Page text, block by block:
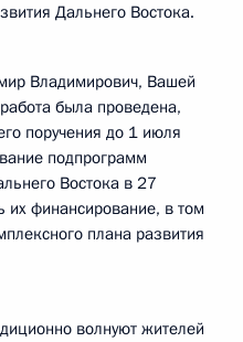
Дальнего Востока.
Владимирович, Вашей
была проведена,
поручения до 1 июля
подпрограмм
Востока в 27
их финансирование, в том
плана развития
волнуют жителей